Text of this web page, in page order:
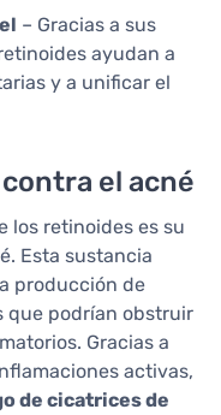
– Gracias a sus
ayudan a
y a unificar el
el acné
los retinoides es su
Esta sustancia
producción de
que podrían obstruir
Gracias a
activas,
de cicatrices de